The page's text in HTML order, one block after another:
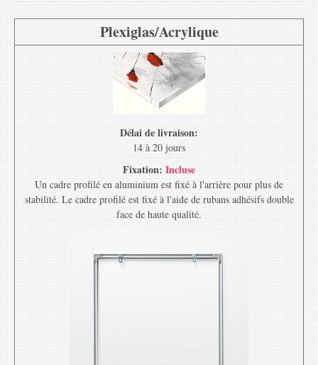
Plexiglas/Acrylique
Délai de livraison:
14 à 20 jours
Fixation: Incluse
Un cadre profilé en aluminium est fixé à l'arrière pour plus de
stabilité. Le cadre profilé est fixé à l'aide de rubans adhésifs double
face de haute qualité.